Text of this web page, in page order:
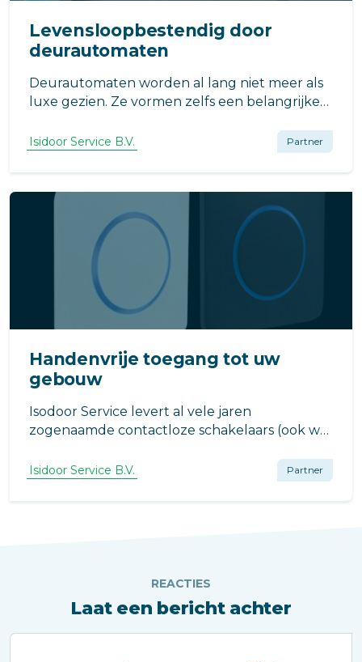
Levensloopbestendig door
deurautomaten
Deurautomaten worden al lang niet meer als
luxe gezien. Ze vormen zelfs een belangrijke
wooncomplexen! ***** Kijk onderaan dit artikel
voor speciale korting voor Appartement &
Eigenaar leden! *****
Isidoor Service B.V. Partner
Handenvrije toegang tot uw
gebouw
Isodoor Service levert al vele jaren
zogenaamde contactloze schakelaars (ook wel
pandemie wordt bij menig gebouw de vraag
nu actueler dan ooit en daarom brengen we
het graag nog een keer onder de aandacht!
Isidoor Service B.V. Partner
REACTIES
Laat een bericht achter